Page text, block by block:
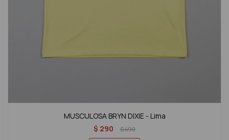
MUSCULOSA BRYN DIXIE - Lima
$ 290 $490